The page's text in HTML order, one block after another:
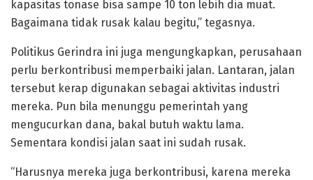
kapasitas tonase bisa sampe 10 ton lebih dia muat.
Bagaimana tidak rusak kalau begitu,” tegasnya.
Politikus Gerindra ini juga mengungkapkan, perusahaan
perlu berkontribusi memperbaiki jalan. Lantaran, jalan
tersebut kerap digunakan sebagai aktivitas industri
mereka. Pun bila menunggu pemerintah yang
mengucurkan dana, bakal butuh waktu lama.
Sementara kondisi jalan saat ini sudah rusak.
“Harusnya mereka juga berkontribusi, karena mereka